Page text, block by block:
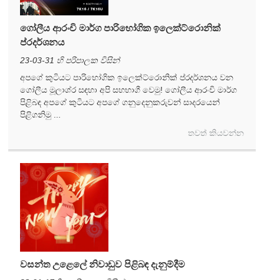
ගෝලීය ආරංචි මාර්ග පාරිභෝගික ඉලෙක්ට්රොනික්
ප්රදර්ශනය
23-03-31 හි පරිපාලක විසින්
අපගේ කුටියට පාරිභෝගික ඉලෙක්ට්රොනික් ප්රදර්ශනය වන
ගෝලීය මූලාශ්ර සඳහා අපි සහභාගී වෙමු! ගෝලීය ආරංචි මාර්ග
පිළිබඳ අපගේ කුටියට අපගේ ගනුදෙනුකරුවන් සාදරයෙන්
පිළිගනිමු ...
තවත් කියවන්න
වසන්ත උළෙලේ නිවාඩුව පිළිබඳ දැනුම්දීම